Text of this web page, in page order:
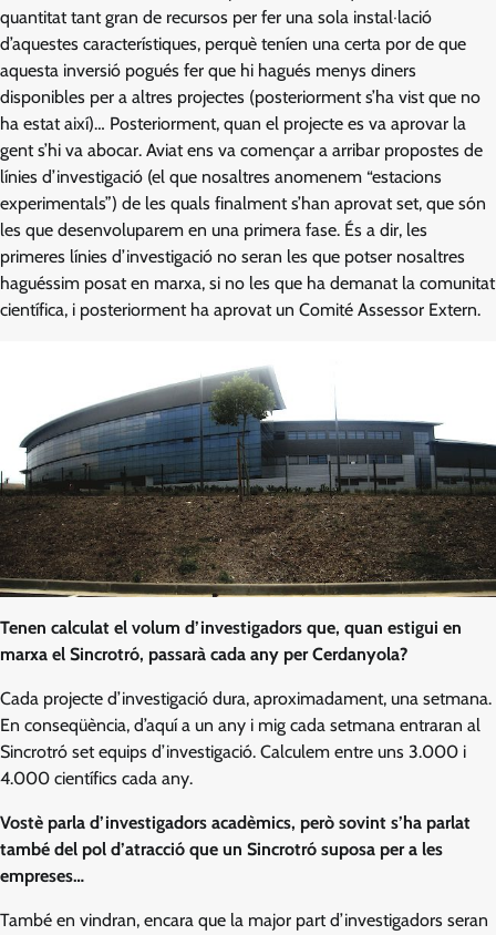
quantitat tant gran de recursos per fer una sola instal·lació
d’aquestes característiques, perquè teníen una certa por de que
aquesta inversió pogués fer que hi hagués menys diners
disponibles per a altres projectes (posteriorment s’ha vist que no
ha estat així)… Posteriorment, quan el projecte es va aprovar la
gent s’hi va abocar. Aviat ens va començar a arribar propostes de
línies d’investigació (el que nosaltres anomenem “estacions
experimentals”) de les quals finalment s’han aprovat set, que són
les que desenvoluparem en una primera fase. És a dir, les
primeres línies d’investigació no seran les que potser nosaltres
haguéssim posat en marxa, si no les que ha demanat la comunitat
científica, i posteriorment ha aprovat un Comité Assessor Extern.
Tenen calculat el volum d’investigadors que, quan estigui en
marxa el Sincrotró, passarà cada any per Cerdanyola?
Cada projecte d’investigació dura, aproximadament, una setmana.
En conseqüència, d’aquí a un any i mig cada setmana entraran al
Sincrotró set equips d’investigació. Calculem entre uns 3.000 i
4.000 científics cada any.
Vostè parla d’investigadors acadèmics, però sovint s’ha parlat
també del pol d’atracció que un Sincrotró suposa per a les
empreses…
També en vindran, encara que la major part d’investigadors seran